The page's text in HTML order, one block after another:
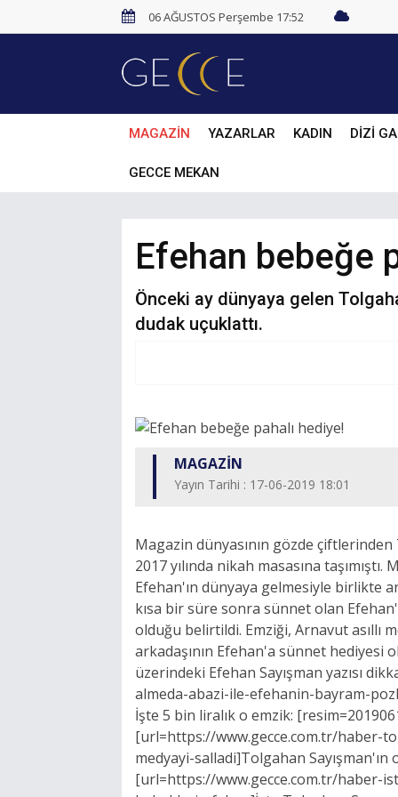
06 AĞUSTOS Perşembe 17:52
MAGAZİN YAZARLAR KADIN DİZİ
GECCE MEKAN
Efehan bebeğe
Önceki ay dünyaya gelen
dudak uçuklattı.
MAGAZİN
Yayın Tarihi : 17-06-2019 18:01
Magazin dünyasının gözde
2017 yılında nikah masasına
Efehan'ın dünyaya gelmesiyle birlikte
kısa bir süre sonra sünnet olan
olduğu belirtildi. Emziği, Arnavut asıllı
arkadaşının Efehan'a sünnet hediyesi
üzerindeki Efehan Sayışman yazısı
almeda-abazi-ile-efehanin-bayram-
İşte 5 bin liralık o emzik:
[url=https://www.gecce.com.tr/haber-
medyayi-salladi]Tolgahan
[url=https://www.gecce.com.tr/haber-